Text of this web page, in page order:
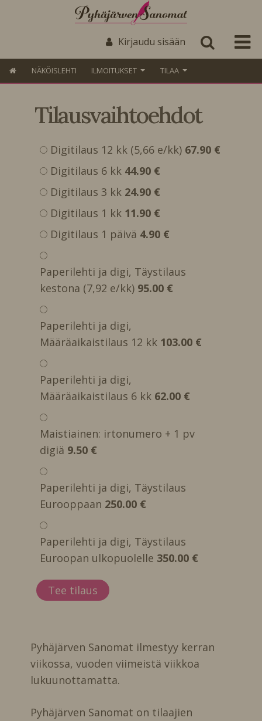
Kirjaudu sisään
NÄKÖISLEHTI ILMOITUKSET TILAA
Tilausvaihtoehdot
Digitilaus 12 kk (5,66 e/kk) 67.90 €
Digitilaus 6 kk 44.90 €
Digitilaus 3 kk 24.90 €
Digitilaus 1 kk 11.90 €
Digitilaus 1 päivä 4.90 €
Paperilehti ja digi, Täystilaus
kestona (7,92 e/kk) 95.00 €
Paperilehti ja digi,
Määräaikaistilaus 12 kk 103.00 €
Paperilehti ja digi,
Määräaikaistilaus 6 kk 62.00 €
Maistiainen: irtonumero + 1 pv
digiä 9.50 €
Paperilehti ja digi, Täystilaus
Eurooppaan 250.00 €
Paperilehti ja digi, Täystilaus
Euroopan ulkopuolelle 350.00 €
Pyhäjärven Sanomat ilmestyy kerran
viikossa, vuoden viimeistä viikkoa
lukuunottamatta.
Pyhäjärven Sanomat on tilaajien